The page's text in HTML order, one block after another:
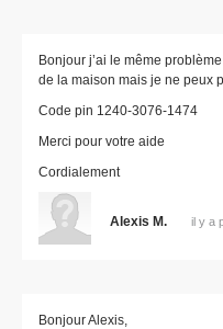
Bonjour j’ai le même
de la maison mais je ne peux
Code pin 1240-3076-1474
Merci pour votre aide
Cordialement
Alexis M. il y a
Bonjour Alexis,